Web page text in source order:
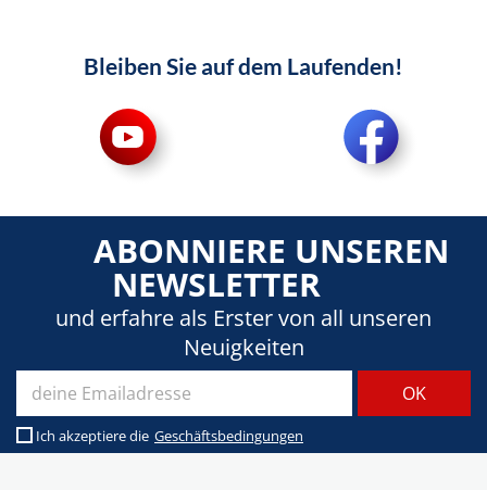
Bleiben Sie auf dem Laufenden!
ABONNIERE UNSEREN
NEWSLETTER
und erfahre als Erster von all unseren
Neuigkeiten
Ich akzeptiere die Geschäftsbedingungen